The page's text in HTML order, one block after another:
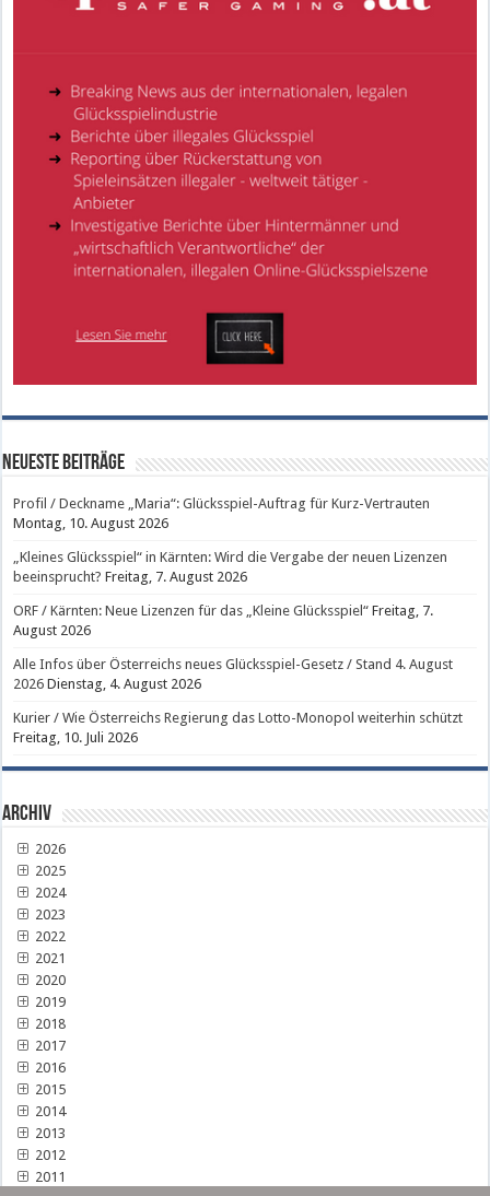
Neueste Beiträge
Profil / Deckname „Maria“: Glücksspiel-Auftrag für Kurz-Vertrauten
Montag, 10. August 2026
„Kleines Glücksspiel“ in Kärnten: Wird die Vergabe der neuen Lizenzen
beeinsprucht? Freitag, 7. August 2026
ORF / Kärnten: Neue Lizenzen für das „Kleine Glücksspiel“ Freitag, 7.
August 2026
Alle Infos über Österreichs neues Glücksspiel-Gesetz / Stand 4. August
2026 Dienstag, 4. August 2026
Kurier / Wie Österreichs Regierung das Lotto-Monopol weiterhin schützt
Freitag, 10. Juli 2026
Archiv
2026
2025
2024
2023
2022
2021
2020
2019
2018
2017
2016
2015
2014
2013
2012
2011